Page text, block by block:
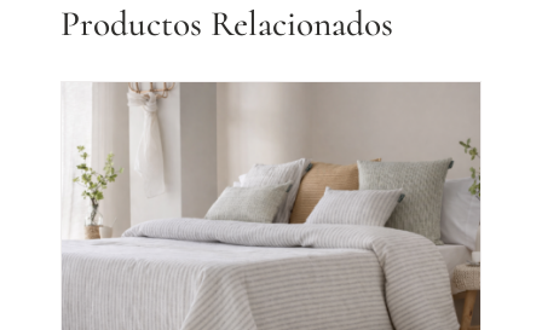
Productos Relacionados